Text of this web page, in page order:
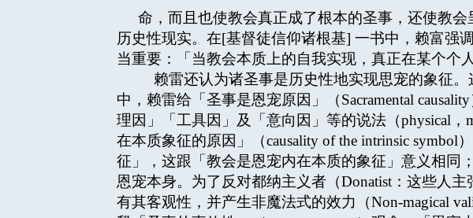
命，而且也使教会真正成了根本的圣事，还使教
历史性现实。在[基督徒信仰诸根基] 一书中，赖富强
当重要：「当教会本质上的自我实现，真正在某个
赖雷还认为诸圣事是历史性地实现思宠的象征
中，赖雷给「圣事是恩宠原因」（Sacramental
理因」「工具因」及「意向因」等的说法（physical，
在本质象征的原因」（causality of the intrinsic
征」，这跟「教会是恩宠内在本质的象征」意义相同
恩宠本身。为了反对都纳主义者（Donatist：这些人
有其客观性，并产生非魔法式的效力（Non-magical